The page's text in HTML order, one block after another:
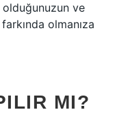
ve
olmanıza
MI?